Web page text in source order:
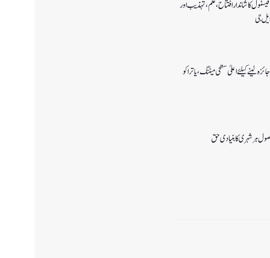
کا شاندار افتتاح،علم، تہذیب اور
جی
لینے کیلئے اعلیٰ سطحی میٹنگ،یاترا کو
ہر شہری کا بنیادی حق